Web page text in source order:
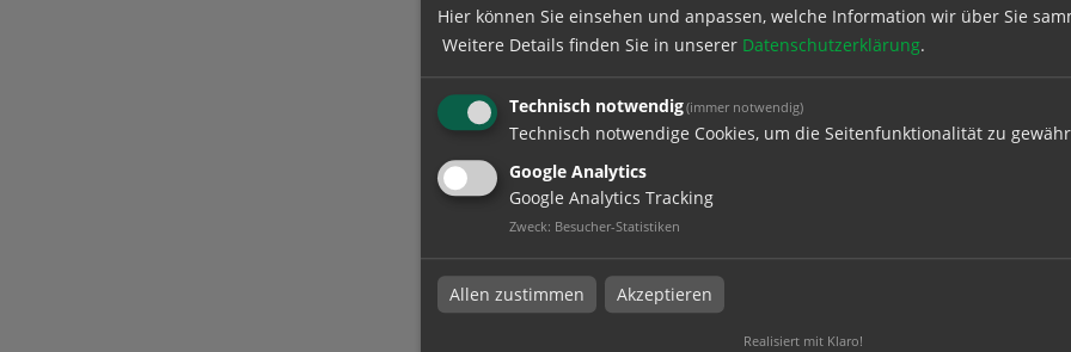
Ihre Adresse
Hier können Sie einsehen und anpassen, welche Information wir über Sie
Weitere Details finden Sie in unserer Datenschutzerklärung.
Technisch notwendig(immer notwendig)
Technisch notwendige Cookies, um die Seitenfunktionalität zu
Google Analytics
Google Analytics Tracking
Zweck: Besucher-Statistiken
Allen zustimmen Akzeptieren
Realisiert mit Klaro!